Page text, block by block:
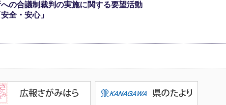
の合議制裁判の実施に関する要望活動
全・安心」